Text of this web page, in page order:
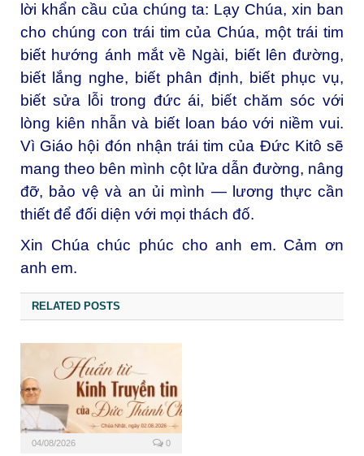
lời khẩn cầu của chúng ta: Lạy Chúa, xin ban
cho chúng con trái tim của Chúa, một trái tim
biết hướng ánh mắt về Ngài, biết lên đường,
biết lắng nghe, biết phân định, biết phục vụ,
biết sửa lỗi trong đức ái, biết chăm sóc với
lòng kiên nhẫn và biết loan báo với niềm vui.
Vì Giáo hội đón nhận trái tim của Đức Kitô sẽ
mang theo bên mình cột lửa dẫn đường, nâng
đỡ, bảo vệ và an ủi mình — lương thực cần
thiết để đối diện với mọi thách đố.
Xin Chúa chúc phúc cho anh em. Cảm ơn
anh em.
RELATED POSTS
04/08/2026 0